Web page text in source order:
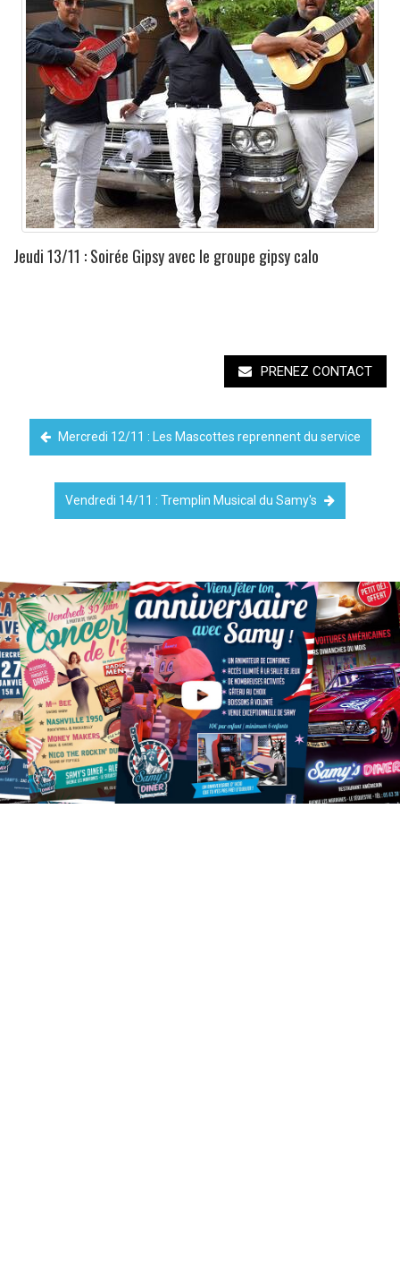
Jeudi 13/11 : Soirée Gipsy avec le groupe gipsy calo
PRENEZ CONTACT
Mercredi 12/11 : Les Mascottes reprennent du service
Vendredi 14/11 : Tremplin Musical du Samy's